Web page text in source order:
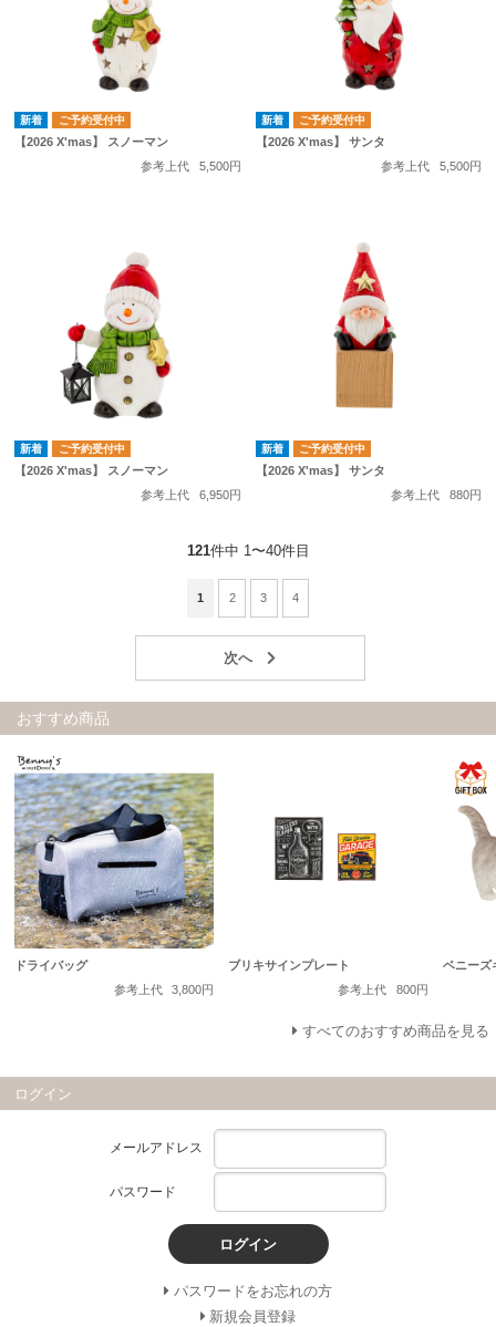
ご予約受付中
【2026 X'mas】 スノーマン
参考上代
5,500円
ご予約受付中
【2026 X'mas】 サンタ
参考上代
5,500円
ご予約受付中
【2026 X'mas】 スノーマン
参考上代
6,950円
ご予約受付中
【2026 X'mas】 サンタ
参考上代
880円
121件中 1〜40件目
1 2 3 4
おすすめ商品
ドライバッグ
参考上代
3,800円
ブリキサインプレート
参考上代
800円
ベニーズ
すべてのおすすめ商品を見る
ログイン
メールアドレス
パスワード
ログイン
パスワードをお忘れの方
新規会員登録